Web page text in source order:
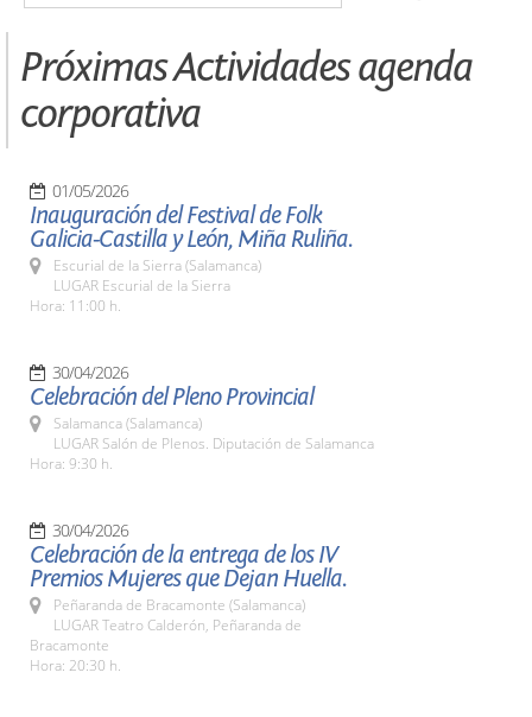
Próximas Actividades agenda
corporativa
01/05/2026
Inauguración del Festival de Folk
Galicia-Castilla y León, Miña Ruliña.
Escurial de la Sierra (Salamanca)
LUGAR Escurial de la Sierra
Hora: 11:00 h.
30/04/2026
Celebración del Pleno Provincial
Salamanca (Salamanca)
LUGAR Salón de Plenos. Diputación de Salamanca
Hora: 9:30 h.
30/04/2026
Celebración de la entrega de los IV
Premios Mujeres que Dejan Huella.
Peñaranda de Bracamonte (Salamanca)
LUGAR Teatro Calderón, Peñaranda de
Bracamonte
Hora: 20:30 h.